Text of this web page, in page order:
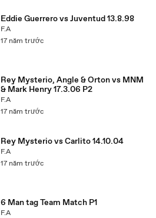
Eddie Guerrero vs Juventud 13.8.98
F.A
17 năm trước
Rey Mysterio, Angle & Orton vs MNM
& Mark Henry 17.3.06 P2
F.A
17 năm trước
Rey Mysterio vs Carlito 14.10.04
F.A
17 năm trước
6 Man tag Team Match P1
F.A